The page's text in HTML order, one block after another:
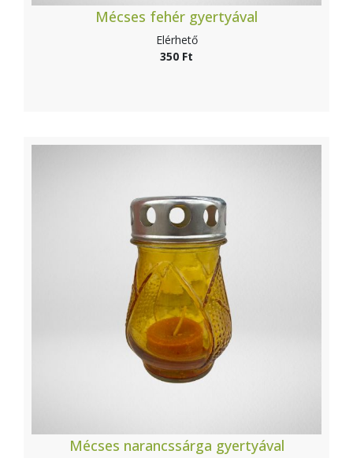
Mécses fehér gyertyával
Elérhető
350 Ft
Mécses narancssárga gyertyával